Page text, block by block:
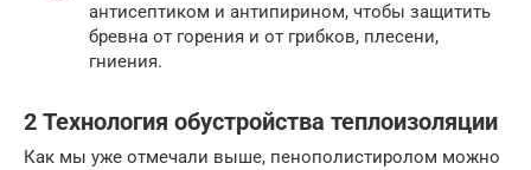
антисептиком и антипирином, чтобы защитить
бревна от горения и от грибков, плесени,
гниения.
2 Технология обустройства теплоизоляции
Как мы уже отмечали выше, пенополистиролом можно